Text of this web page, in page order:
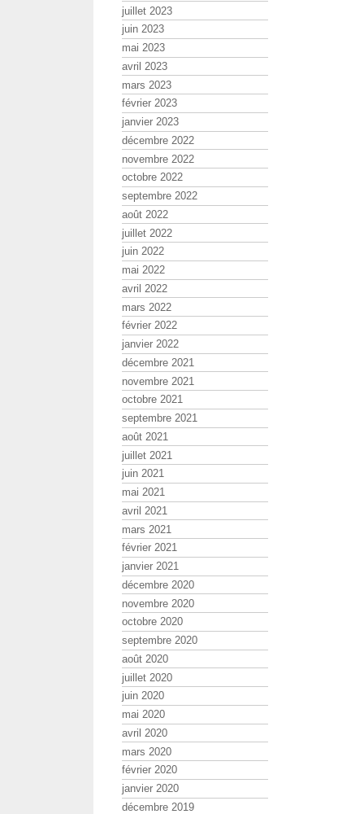
juillet 2023
juin 2023
mai 2023
avril 2023
mars 2023
février 2023
janvier 2023
décembre 2022
novembre 2022
octobre 2022
septembre 2022
août 2022
juillet 2022
juin 2022
mai 2022
avril 2022
mars 2022
février 2022
janvier 2022
décembre 2021
novembre 2021
octobre 2021
septembre 2021
août 2021
juillet 2021
juin 2021
mai 2021
avril 2021
mars 2021
février 2021
janvier 2021
décembre 2020
novembre 2020
octobre 2020
septembre 2020
août 2020
juillet 2020
juin 2020
mai 2020
avril 2020
mars 2020
février 2020
janvier 2020
décembre 2019